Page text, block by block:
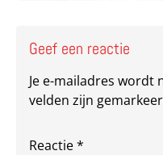
Geef een reactie
Je e-mailadres wordt
velden zijn
Reactie*